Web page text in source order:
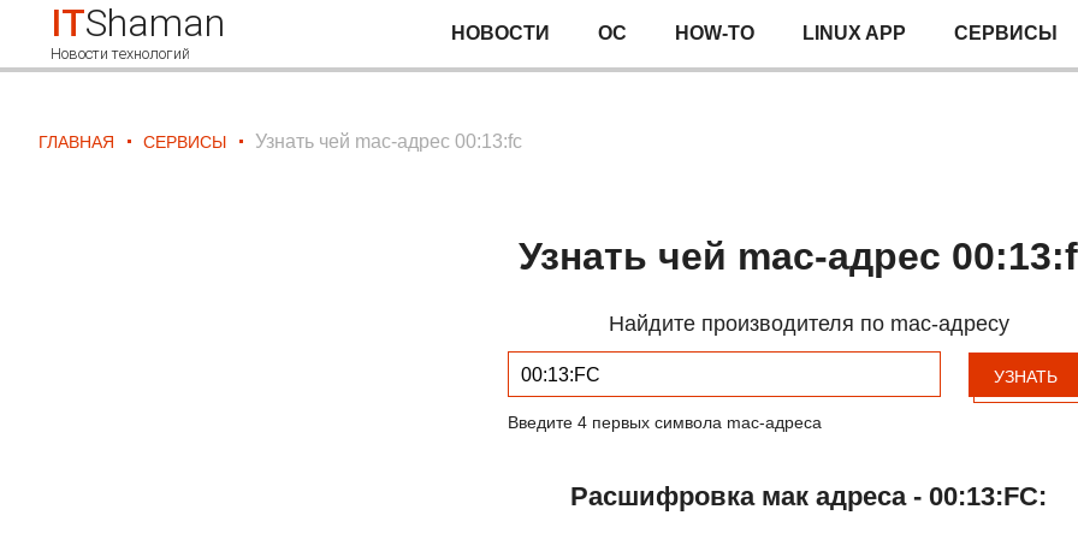
ITShaman
Новости технологий
НОВОСТИ ОС HOW-TO LINUX APP СЕРВИСЫ
ГЛАВНАЯ СЕРВИСЫ Узнать чей mac-адрес 00:13:fc
Узнать чей mac-адрес
Найдите производителя по mac-адресу
УЗНАТЬ
Введите 4 первых символа mac-адреса
Расшифровка мак адреса - 00:13:FC: